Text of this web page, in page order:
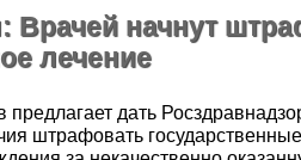
Врачей начнут
лечение
предлагает дать
штрафовать государственные